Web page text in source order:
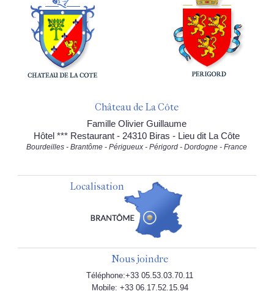
Château de La Côte
Famille Olivier Guillaume
Hôtel *** Restaurant - 24310 Biras - Lieu dit La Côte
Bourdeilles - Brantôme - Périgueux - Périgord - Dordogne - France
Localisation
Nous joindre
Téléphone:+33 05.53.03.70.11
Mobile: +33 06.17.52.15.94